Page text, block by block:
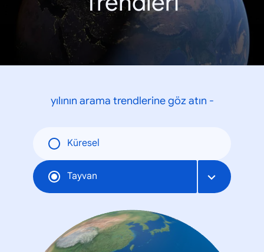
yılının arama trendlerine göz atın -
Küresel
Tayvan